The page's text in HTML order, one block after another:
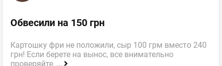
Обвесили на 150 грн
Картошку фри не положили, сыр 100 грм вместо 240
грн! Если берете на вынос, все внимательно
проверяйте, ...